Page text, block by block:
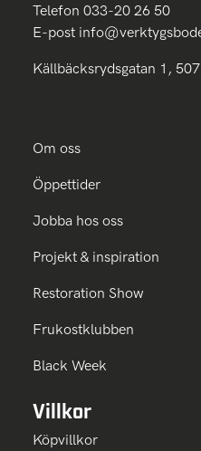
Telefon 033-20 26 50
E-post
Källbäcksrydsgatan 1,
Om oss
Öppettider
Jobba hos oss
Projekt & inspiration
Restoration Show
Frukostklubben
Black Week
Villkor
Köpvillkor